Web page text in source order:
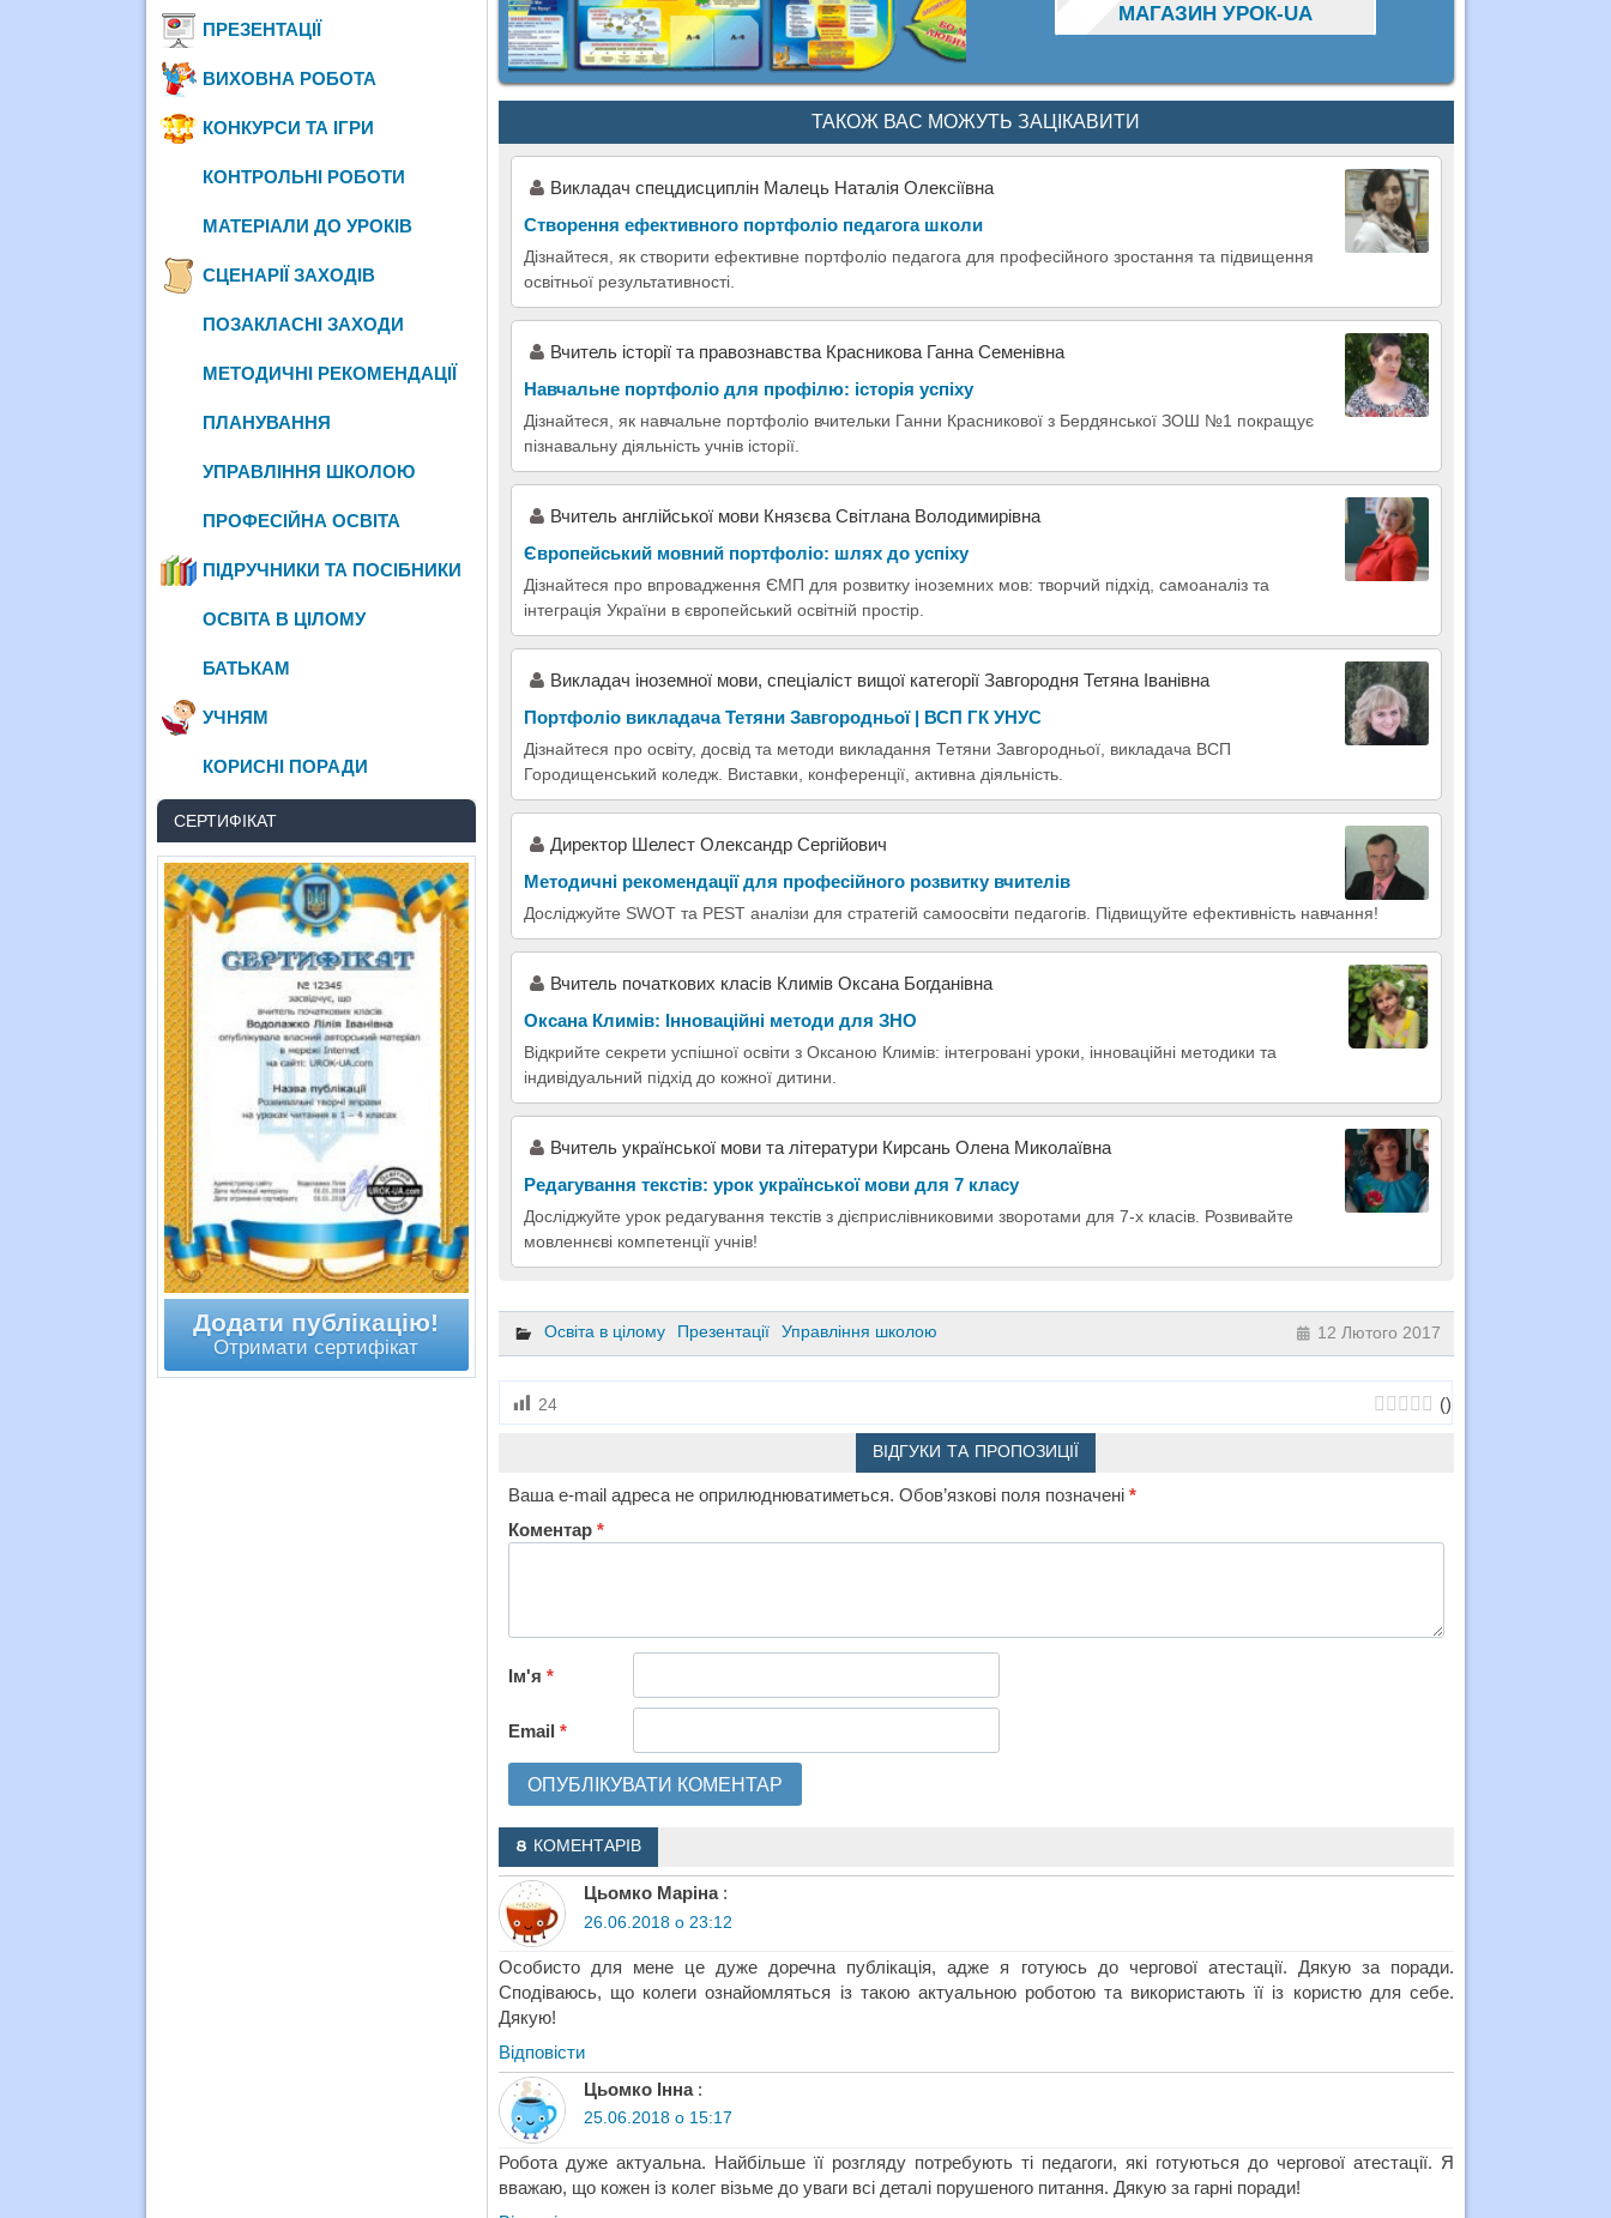
МАГАЗИН УРОК-UA
ТАКОЖ ВАС МОЖУТЬ ЗАЦІКАВИТИ
Викладач спецдисциплін Малець Наталія Олексіївна
Створення ефективного портфоліо педагога школи
Дізнайтеся, як створити ефективне портфоліо педагога для професійного зростання та підвищення
освітньої результативності.
Вчитель історії та правознавства Красникова Ганна Семенівна
Навчальне портфоліо для профілю: історія успіху
Дізнайтеся, як навчальне портфоліо вчительки Ганни Красникової з Бердянської ЗОШ №1 покращує
пізнавальну діяльність учнів історії.
Вчитель англійської мови Князєва Світлана Володимирівна
Європейський мовний портфоліо: шлях до успіху
Дізнайтеся про впровадження ЄМП для розвитку іноземних мов: творчий підхід, самоаналіз та
інтеграція України в європейський освітній простір.
Викладач іноземної мови, спеціаліст вищої категорії Завгородня Тетяна Іванівна
Портфоліо викладача Тетяни Завгородньої | ВСП ГК УНУС
Дізнайтеся про освіту, досвід та методи викладання Тетяни Завгородньої, викладача ВСП
Городищенський коледж. Виставки, конференції, активна діяльність.
Директор Шелест Олександр Сергійович
Методичні рекомендації для професійного розвитку вчителів
Досліджуйте SWOT та PEST аналізи для стратегій самоосвіти педагогів. Підвищуйте ефективність навчання!
Вчитель початкових класів Климів Оксана Богданівна
Оксана Климів: Інноваційні методи для ЗНО
Відкрийте секрети успішної освіти з Оксаною Климів: інтегровані уроки, інноваційні методики та
індивідуальний підхід до кожної дитини.
Вчитель української мови та літератури Кирсань Олена Миколаївна
Редагування текстів: урок української мови для 7 класу
Досліджуйте урок редагування текстів з дієприслівниковими зворотами для 7-х класів. Розвивайте
мовленнєві компетенції учнів!
Освіта в цілому Презентації Управління школою 12 Лютого 2017
24 ()
ВІДГУКИ ТА ПРОПОЗИЦІЇ
Ваша e-mail адреса не оприлюднюватиметься. Обов’язкові поля позначені *
Коментар *
Ім'я *
Email *
8 КОМЕНТАРІВ
Цьомко Маріна :
26.06.2018 о 23:12
Особисто для мене це дуже доречна публікація, адже я готуюсь до чергової атестації. Дякую за поради.
Сподіваюсь, що колеги ознайомляться із такою актуальною роботою та використають її із користю для себе.
Дякую!
Відповіcти
Цьомко Інна :
25.06.2018 о 15:17
Робота дуже актуальна. Найбільше її розгляду потребують ті педагоги, які готуються до чергової атестації. Я
вважаю, що кожен із колег візьме до уваги всі деталі порушеного питання. Дякую за гарні поради!
ПРЕЗЕНТАЦІЇ
ВИХОВНА РОБОТА
КОНКУРСИ ТА ІГРИ
КОНТРОЛЬНІ РОБОТИ
МАТЕРІАЛИ ДО УРОКІВ
СЦЕНАРІЇ ЗАХОДІВ
ПОЗАКЛАСНІ ЗАХОДИ
МЕТОДИЧНІ РЕКОМЕНДАЦІЇ
ПЛАНУВАННЯ
УПРАВЛІННЯ ШКОЛОЮ
ПРОФЕСІЙНА ОСВІТА
ПІДРУЧНИКИ ТА ПОСІБНИКИ
ОСВІТА В ЦІЛОМУ
БАТЬКАМ
УЧНЯМ
КОРИСНІ ПОРАДИ
СЕРТИФІКАТ
Додати публікацію!
Отримати сертифікат